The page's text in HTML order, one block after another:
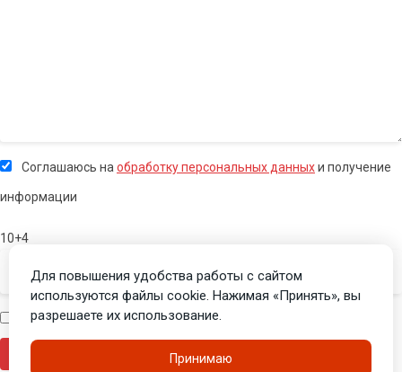
Соглашаюсь наобработку персональных данныхи получение
информации
10+4
Я человек
Для повышения удобства работы с сайтом
используются файлы cookie. Нажимая «Принять», вы
разрешаете их использование.
Принимаю